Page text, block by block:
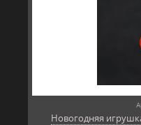
Новогодняя